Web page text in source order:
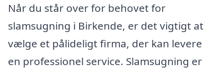
Når du står over for behovet for
slamsugning i Birkende, er det vigtigt at
vælge et pålideligt firma, der kan levere
en professionel service. Slamsugning er